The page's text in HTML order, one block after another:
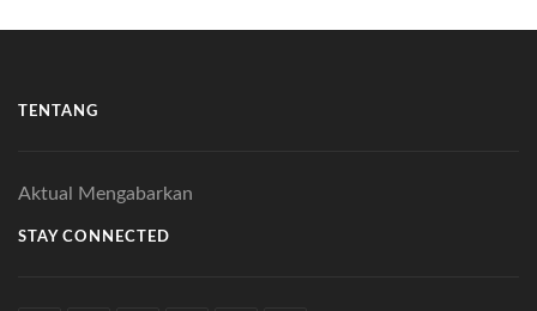
TENTANG
Aktual Mengabarkan
STAY CONNECTED